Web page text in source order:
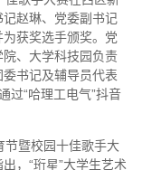
赵琳、党委副书记
获奖选手颁奖。党
、大学科技园负责
书记及辅导员代表
过“哈理工电气”抖音
节暨校园十佳歌手大
，“珩星”大学生艺术